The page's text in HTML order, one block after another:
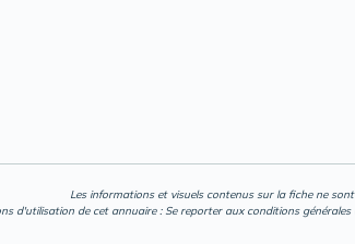
Les informations et visuels contenus sur la fiche ne
d'utilisation de cet annuaire : Se reporter aux conditions générales